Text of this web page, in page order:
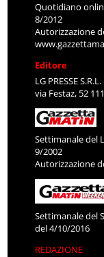
Quotidiano
8/2012
Autorizzazione
Editore
LG PRESSE S.R.L.
via Festaz, 52
Settimanale del
9/2002
Autorizzazione
Settimanale del
del 4/10/2016
REDAZIONE